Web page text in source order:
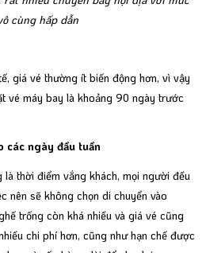
cùng hấp dẫn
giá vé thường ít biến động hơn, vì vậy
vé máy bay là khoảng 90 ngày trước
các ngày đầu tuần
thời điểm vắng khách, mọi người đều
nên sẽ không chọn di chuyển vào
trống còn khá nhiều và giá vé cũng
chi phí hơn, cũng như hạn chế được